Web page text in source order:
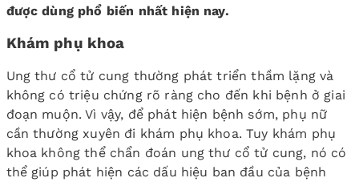
được dùng phổ biến nhất hiện nay.
Khám phụ khoa
Ung thư cổ tử cung thường phát triển thầm lặng và
không có triệu chứng rõ ràng cho đến khi bệnh ở giai
đoạn muộn. Vì vậy, để phát hiện bệnh sớm, phụ nữ
cần thường xuyên đi khám phụ khoa. Tuy khám phụ
khoa không thể chẩn đoán ung thư cổ tử cung, nó có
thể giúp phát hiện các dấu hiệu ban đầu của bệnh